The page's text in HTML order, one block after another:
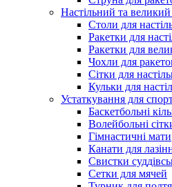
Настільний та великий
Столи для
Ракетки для
Ракетки для
Чохли для
Сітки для
Кульки для
Устаткування для
Баскетбольні
Волейбольні
Гімнастичні мати
Канати для
Свистки
Сетки для мячей